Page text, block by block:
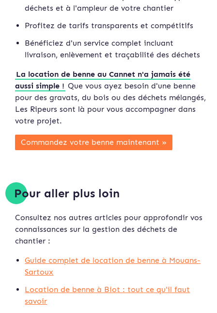
déchets et à l'ampleur de votre chantier
Profitez de tarifs transparents et compétitifs
Bénéficiez d'un service complet incluant
livraison, enlèvement et traçabilité des déchets
La location de benne au Cannet n'a jamais été
aussi simple ! Que vous ayez besoin d'une benne
pour des gravats, du bois ou des déchets mélangés,
Les Ripeurs sont là pour vous accompagner dans
votre projet.
Commandez votre benne maintenant »
Pour aller plus loin
Consultez nos autres articles pour approfondir vos
connaissances sur la gestion des déchets de
chantier :
Guide complet de location de benne à Mouans-
Sartoux
Location de benne à Biot : tout ce qu'il faut
savoir